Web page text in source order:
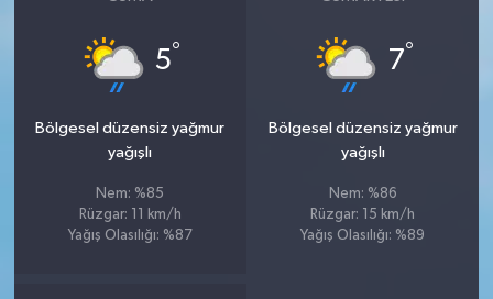
5°
Bölgesel düzensiz yağmur
yağışlı
Nem: %85
Rüzgar: 11 km/h
Yağış Olasılığı: %87
7°
Bölgesel düzensiz yağmur
yağışlı
Nem: %86
Rüzgar: 15 km/h
Yağış Olasılığı: %89